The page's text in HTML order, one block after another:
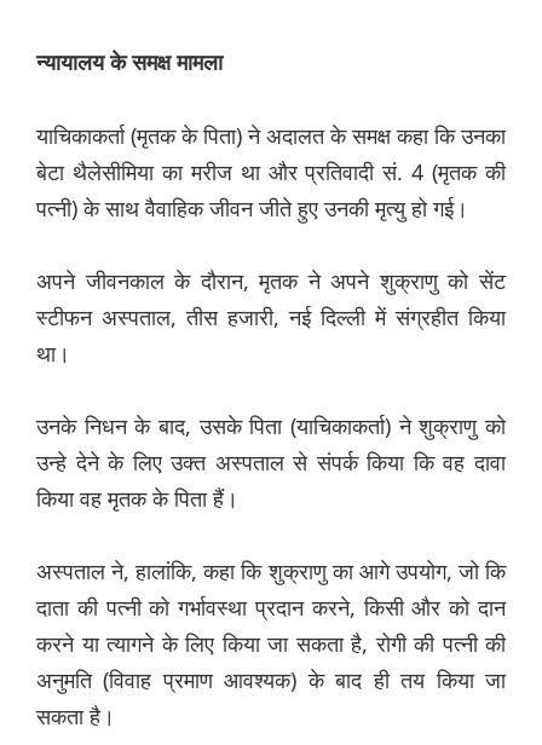
न्यायालय के समक्ष मामला
याचिकाकर्ता (मृतक के पिता) ने अदालत के समक्ष कहा कि उनका
बेटा थैलेसीमिया का मरीज था और प्रतिवादी सं. 4 (मृतक की
पत्नी) के साथ वैवाहिक जीवन जीते हुए उनकी मृत्यु हो गई।
अपने जीवनकाल के दौरान, मृतक ने अपने शुक्राणु को सेंट
स्टीफन अस्पताल, तीस हजारी, नई दिल्ली में संग्रहीत किया
था।
उनके निधन के बाद, उसके पिता (याचिकाकर्ता) ने शुक्राणु को
उन्हे देने के लिए उक्त अस्पताल से संपर्क किया कि वह दावा
किया वह मृतक के पिता हैं।
अस्पताल ने, हालांकि, कहा कि शुक्राणु का आगे उपयोग, जो कि
दाता की पत्नी को गर्भावस्था प्रदान करने, किसी और को दान
करने या त्यागने के लिए किया जा सकता है, रोगी की पत्नी की
अनुमति (विवाह प्रमाण आवश्यक) के बाद ही तय किया जा
सकता है।